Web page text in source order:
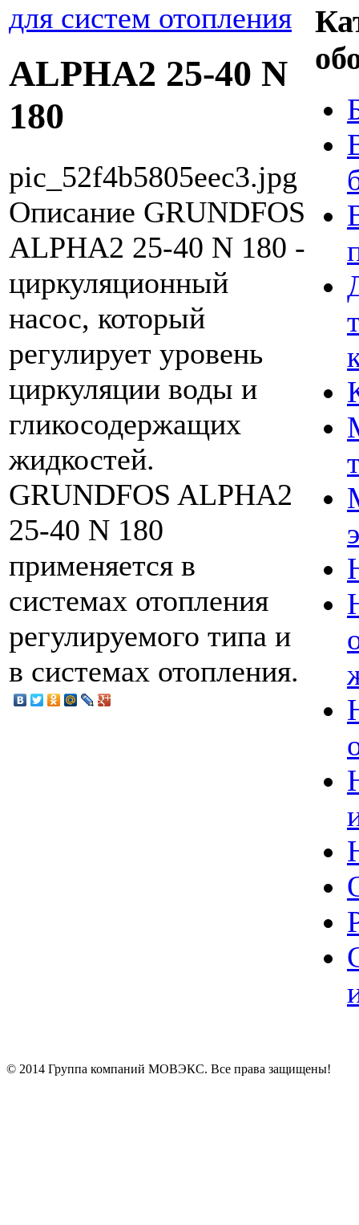
для систем отопления
ALPHA2 25-40 N
180
pic_52f4b5805eec3.jpg
Описание GRUNDFOS
ALPHA2 25-40 N 180 -
циркуляционный
насос, который
регулирует уровень
циркуляции воды и
гликосодержащих
жидкостей.
GRUNDFOS ALPHA2
25-40 N 180
применяется в
системах отопления
регулируемого типа и
в системах отопления.
© 2014 Группа компаний МОВЭКС. Все права защищены!